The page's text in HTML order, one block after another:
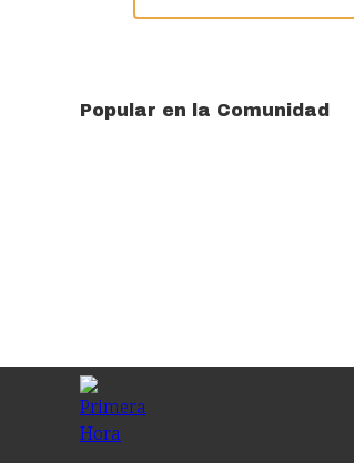
Popular en la Comunidad